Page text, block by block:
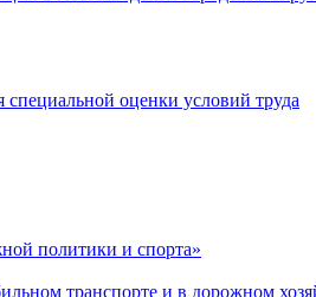
специальной оценки условий труда
политики и спорта»
транспорте и в дорожном